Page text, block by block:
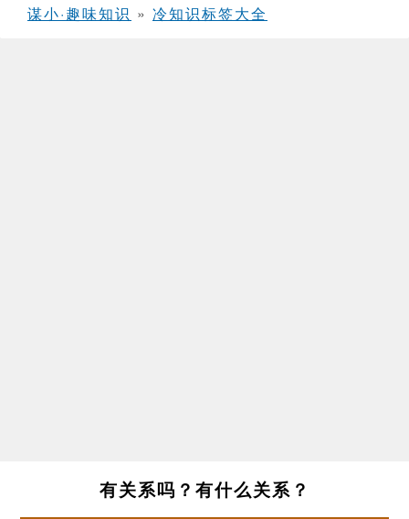
谋小·趣味知识 » 冷知识标签大全
有关系吗？有什么关系？